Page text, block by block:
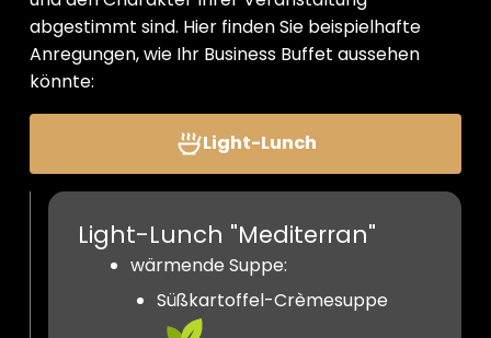
abgestimmt sind. Hier finden Sie beispielhafte
Anregungen, wie Ihr Business Buffet aussehen
könnte:
Light-Lunch
Light-Lunch "Mediterran"
wärmende Suppe:
Süßkartoffel-Crèmesuppe